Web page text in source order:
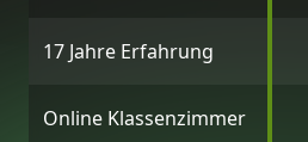
17 Jahre Erfahrung
Online Klassenzimmer